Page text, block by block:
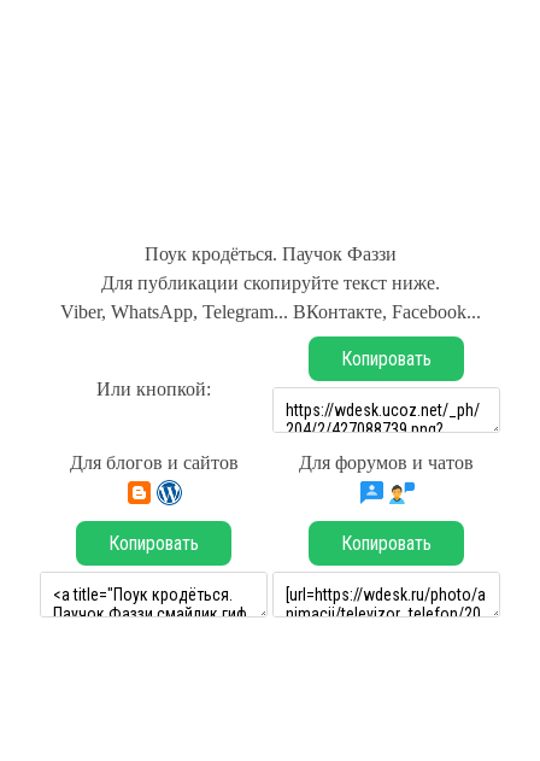
Поук кродёться. Паучок Фаззи
Для публикации скопируйте текст ниже.
Viber, WhatsApp, Telegram... ВКонтакте, Facebook...
Или кнопкой:
Копировать
Для блогов и сайтов Для форумов и чатов
Копировать Копировать